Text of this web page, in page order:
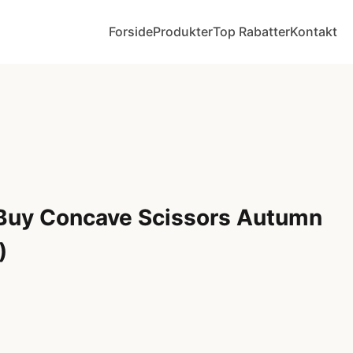
ForsideProdukterTop RabatterKontakt
Concave Scissors Autumn